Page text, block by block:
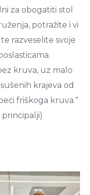
za obogatiti stol
potražite i vi
razveselite svoje
kruva, uz malo
krajeva od
friškoga kruva.“
principalji)